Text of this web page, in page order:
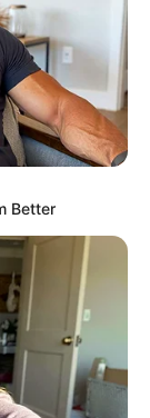
ที่ 15
แบกรับภาระ
มใจเรื่องลูก
ยตนเอง
ยภายใน
เลือด
ถูกใจต่าง
า ไม่ค่อยมี
Better